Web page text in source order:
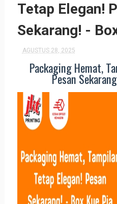
Tetap Elegan!
Sekarang! -
AGUSTUS 28, 2025
Packaging Hemat,
Pesan